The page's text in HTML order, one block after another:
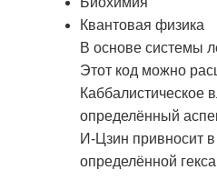
Квантовая физика
В основе системы
Этот код можно
Каббалистическое
определённый
И-Цзин привносит
определённой